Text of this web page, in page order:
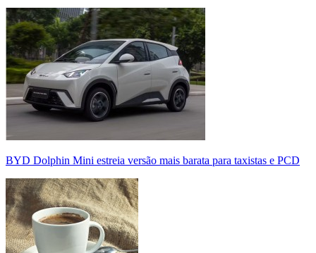
BYD Dolphin Mini estreia versão mais barata para taxistas e PCD